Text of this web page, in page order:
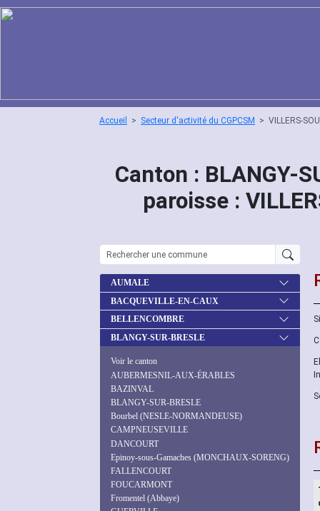
Accueil Secteur d'activité du CGPCSM VILLERS-
Canton : BLANGY-
paroisse :
AUMALE
BACQUEVILLE-EN-CAUX
BELLENCOMBRE
BLANGY-SUR-BRESLE
Voir le canton
AUBERMESNIL-AUX-ÉRABLES
BAZINVAL
BLANGY-SUR-BRESLE
Bourbel (NESLE-NORMANDEUSE)
CAMPNEUSEVILLE
DANCOURT
Epinoy-sous-Gamaches (MONCHAUX-SORENG)
FALLENCOURT
FOUCARMONT
Fromentel (Abbaye)